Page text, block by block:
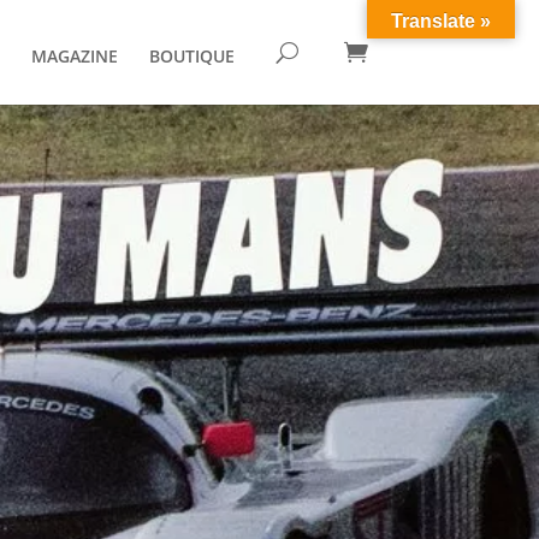
MAGAZINE BOUTIQUE U 
Translate »